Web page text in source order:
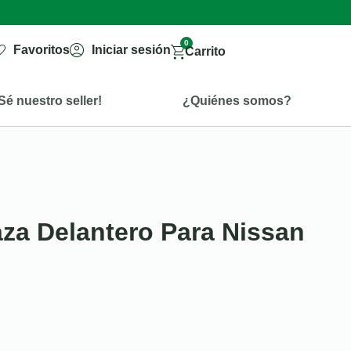
Favoritos Iniciar sesión
0
Carrito
nuestro seller! ¿Quiénes somos?
Delantero Para Nissan